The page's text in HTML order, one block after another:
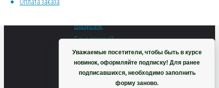
Уважаемые посетители, чтобы быть в курсе
новинок, оформляйте подписку! Для ранее
подписавшихся, необходимо заполнить
форму заново.